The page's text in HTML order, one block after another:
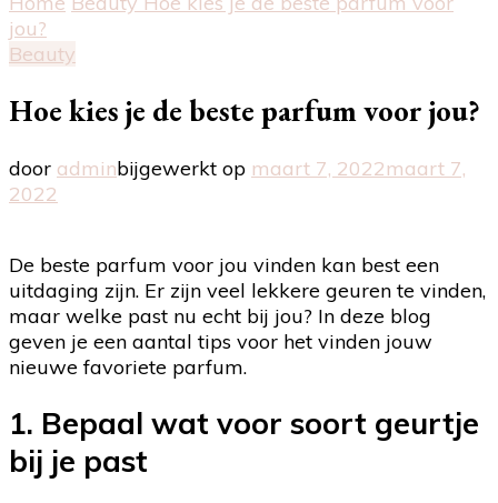
jou?
Beauty
Hoe kies je de beste parfum voor jou?
door adminbijgewerkt op maart 7, 2022maart 7,
2022
De beste parfum voor jou vinden kan best een
uitdaging zijn. Er zijn veel lekkere geuren te vinden,
maar welke past nu echt bij jou? In deze blog
geven je een aantal tips voor het vinden jouw
nieuwe favoriete parfum.
1. Bepaal wat voor soort geurtje
bij je past